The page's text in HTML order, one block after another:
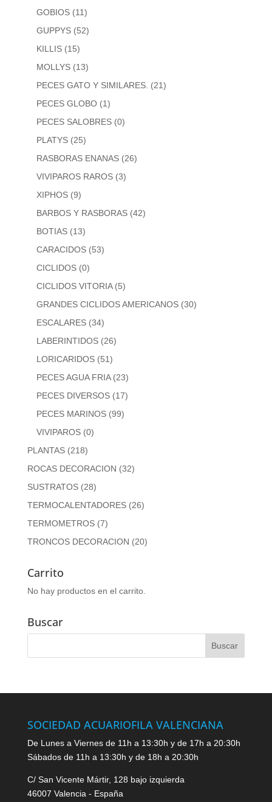
GOBIOS (11)
GUPPYS (52)
KILLIS (15)
MOLLYS (13)
PECES GATO Y SIMILARES. (21)
PECES GLOBO (1)
PECES SALOBRES (0)
PLATYS (25)
RASBORAS ENANAS (26)
VIVIPAROS RAROS (3)
XIPHOS (9)
BARBOS Y RASBORAS (42)
BOTIAS (13)
CARACIDOS (53)
CICLIDOS (0)
CICLIDOS VITORIA (5)
GRANDES CICLIDOS AMERICANOS (30)
ESCALARES (34)
LABERINTIDOS (26)
LORICARIDOS (51)
PECES AGUA FRIA (23)
PECES DIVERSOS (17)
PECES MARINOS (99)
VIVIPAROS (0)
PLANTAS (218)
ROCAS DECORACION (32)
SUSTRATOS (28)
TERMOCALENTADORES (26)
TERMOMETROS (7)
TRONCOS DECORACION (20)
Carrito
No hay productos en el carrito.
Buscar
SOCIEDAD ACUARIOFILA VALENCIANA
De Lunes a Viernes de 11h a 13:30h y de 17h a 20:30h
Sábados de 11h a 13:30h y de 18h a 20:30h
C/ San Vicente Mártir, 128 bajo izquierda
46007 Valencia - España